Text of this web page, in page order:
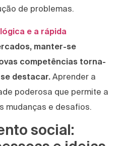
de problemas.
e a rápida
manter-se
competências torna-
destacar. Aprender a
poderosa que permite a
mudanças e desafios.
social: